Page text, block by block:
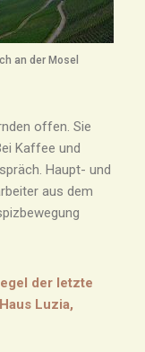
an der Mosel
offen. Sie
Kaffee und
Haupt- und
aus dem
der letzte
Luzia,